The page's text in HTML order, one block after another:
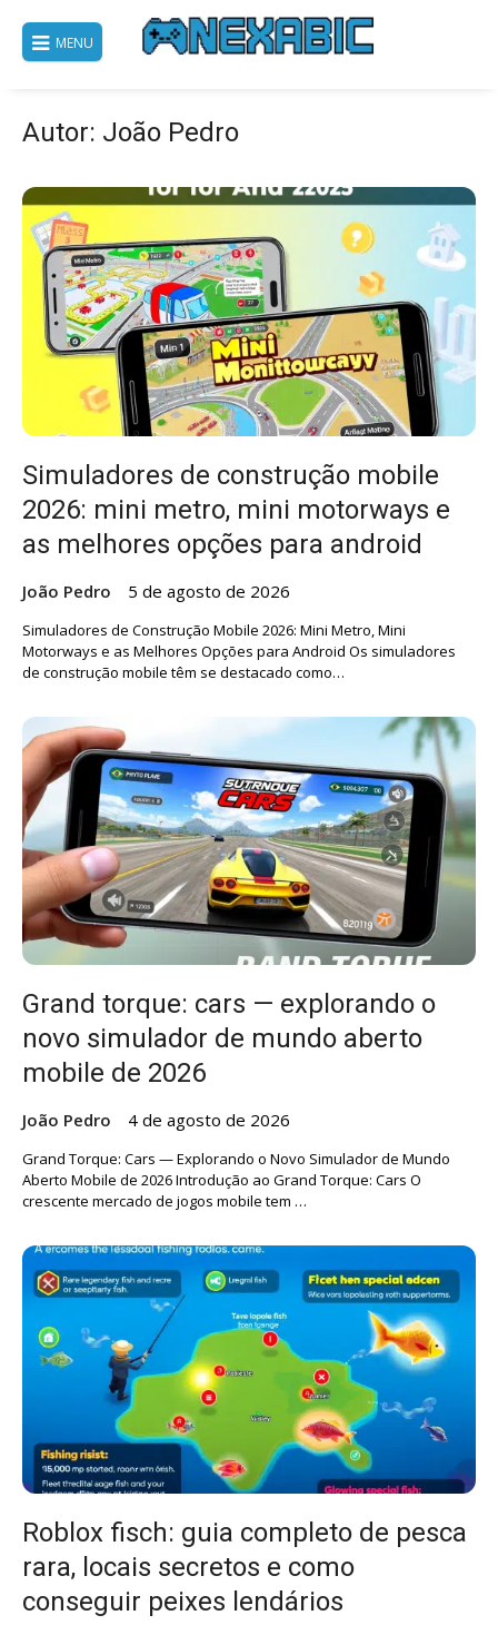
para
MENU
Autor: João Pedro
Simuladores de construção mobile
2026: mini metro, mini motorways e
as melhores opções para android
João Pedro 5 de agosto de 2026
Simuladores de Construção Mobile 2026: Mini Metro, Mini
Motorways e as Melhores Opções para Android Os simuladores
de construção mobile têm se destacado como…
Grand torque: cars — explorando o
novo simulador de mundo aberto
mobile de 2026
João Pedro 4 de agosto de 2026
Grand Torque: Cars — Explorando o Novo Simulador de Mundo
Aberto Mobile de 2026 Introdução ao Grand Torque: Cars O
crescente mercado de jogos mobile tem …
Roblox fisch: guia completo de pesca
rara, locais secretos e como
conseguir peixes lendários